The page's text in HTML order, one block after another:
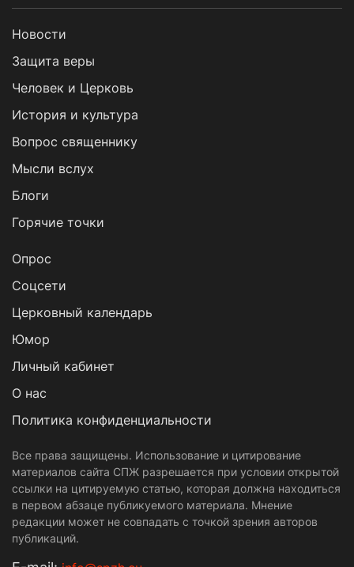
Новости
Защита веры
Человек и Церковь
История и культура
Вопрос священнику
Мысли вслух
Блоги
Горячие точки
Опрос
Cоцсети
Церковный календарь
Юмор
Личный кабинет
О нас
Политика конфиденциальности
Все права защищены. Использование и цитирование
материалов сайта СПЖ разрешается при условии открытой
ссылки на цитируемую статью, которая должна находиться
в первом абзаце публикуемого материала. Мнение
редакции может не совпадать с точкой зрения авторов
публикаций.